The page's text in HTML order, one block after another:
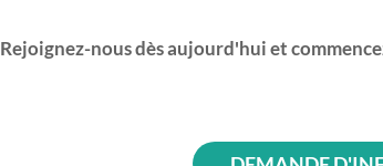
Rejoignez-nous dès aujourd'hui et